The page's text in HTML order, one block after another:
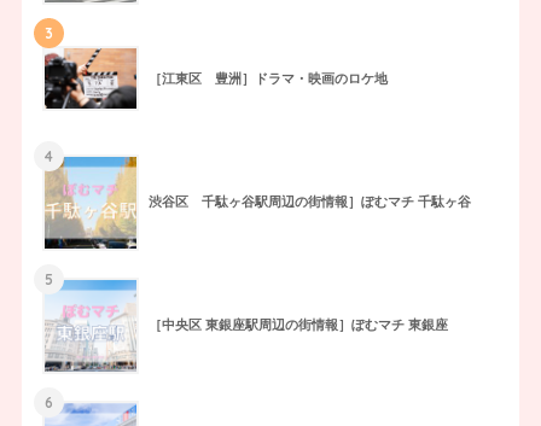
3
［江東区 豊洲］ドラマ・映画のロケ地
4
渋谷区 千駄ヶ谷駅周辺の街情報］ぽむマチ 千駄ヶ谷
5
［中央区 東銀座駅周辺の街情報］ぽむマチ 東銀座
6